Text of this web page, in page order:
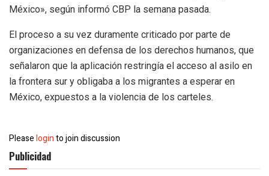
México», según informó CBP la semana pasada.
El proceso a su vez duramente criticado por parte de
organizaciones en defensa de los derechos humanos, que
señalaron que la aplicación restringía el acceso al asilo en
la frontera sur y obligaba a los migrantes a esperar en
México, expuestos a la violencia de los carteles.
Pleaseloginto join discussion
Publicidad